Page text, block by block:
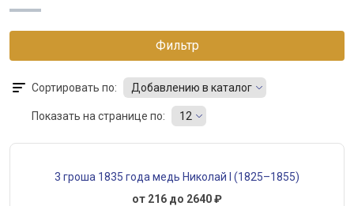
Фильтр
Сортировать по: Добавлению в каталог
Показать на странице по: 12
3 гроша 1835 года медь Николай I (1825–1855)
от 216 до 2640 ₽